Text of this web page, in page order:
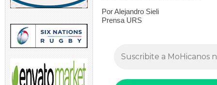
Por Alejandro Sieli
Prensa URS